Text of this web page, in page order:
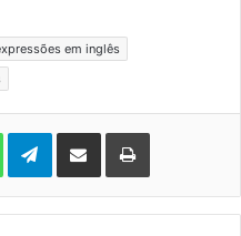
em inglês
WhatsAppTelegram
Compartilhar via e-mail Imprimir